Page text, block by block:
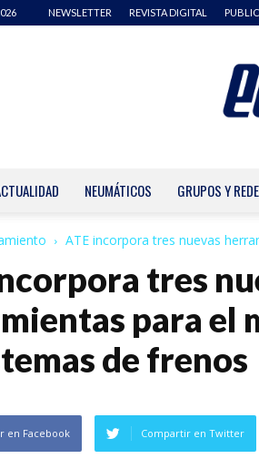
NEWSLETTER REVISTA DIGITAL
NEUMÁTICOS GRUPOS Y
ATE incorpora tres nuevas
tres
para el
de frenos
en Facebook Compartir en Twitter